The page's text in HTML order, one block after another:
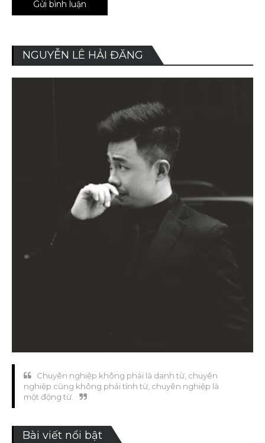
NGUYỄN LÊ HẢI ĐĂNG
Chuyên nghiệp không phải là danh từ, chuyên
nghiệp cũng không phải tính từ, chuyên nghiệp là
một động từ.
Bài viết nổi bật